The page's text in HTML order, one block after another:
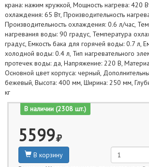
крана: нажим кружкой, Мощность нагрева: 420
охлаждения: 65 Вт, Производительность
Производительность охлаждения: 0.6 л/час,
нагревания воды: 90 градус, Температура
градус, Емкость бака для горячей воды: 0.7 л,
холодной воды: 0.4 л, Тип нагревательного
протечек воды: да, Напряжение: 220 В,
Основной цвет корпуса: черный,
бежевый, Высота: 400 мм, Ширина: 250 мм,
кг
В наличии (2308 шт.)
5599
В корзину